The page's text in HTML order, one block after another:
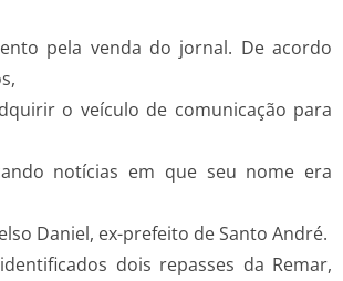
pela venda do jornal. De acordo
o veículo de comunicação para
notícias em que seu nome era
Daniel, ex-prefeito de Santo André.
dois repasses da Remar,